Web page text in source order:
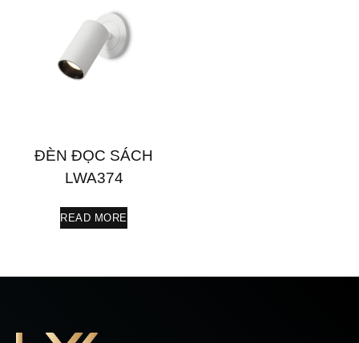
ĐÈN ĐỌC SÁCH
LWA374
READ MORE